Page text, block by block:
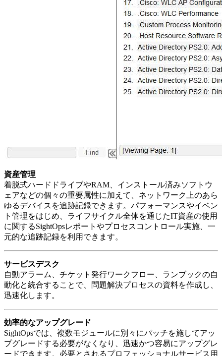
資産管理
着脱式ハードドライブやRAM、インストール済みソフトウ
ェアなどの個々の重要属性に加えて、ネットワーク上のあら
ゆるデバイスを追跡記録できます。パフォーマンスやイベン
ト管理をはじめ、ライフサイクル全体を通じたIT資産の使用
に関するSightOpsレポートやプロセスコントロール実施、一
元的な追跡記録を利用できます。
サービスデスク
自動アラーム、チケット発行ワークフロー、ランブックの自
動化と統合することで、問題解決プロセスの資料を作成し、
迅速化します。
効率的なアップグレード
SightOpsでは、複数モジュールに別々にパッチを施してアッ
プグレードする必要がなくなり、迅速かつ容易にアップグレ
ードできます。必要とされるプロフェッショナルサービス用